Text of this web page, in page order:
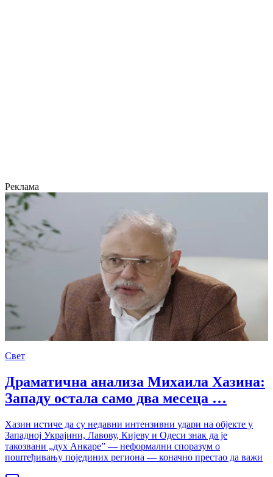
Реклама
Свет
Драматична анализа Михаила Хазина:
Западу остала само два месеца …
Хазин истиче да су недавни интензивни удари на објекте у
Западној Украјини, Лавову, Кијеву и Одеси знак да је
такозвани „дух Анкаре” — неформални споразум о
поштеђивању појединих региона — коначно престао да важи